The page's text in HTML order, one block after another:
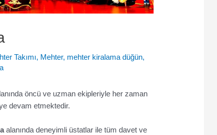
Takımı, Mehter, mehter kiralama düğün,
öncü ve uzman ekipleriyle her zaman
devam etmektedir.
alanında deneyimli üstatlar ile tüm davet ve